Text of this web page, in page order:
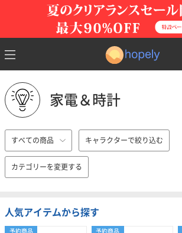
家電＆時計
すべての商品 キャラクターで絞り込む
カテゴリーを変更する
人気アイテムから探す
予約商品 予約商品